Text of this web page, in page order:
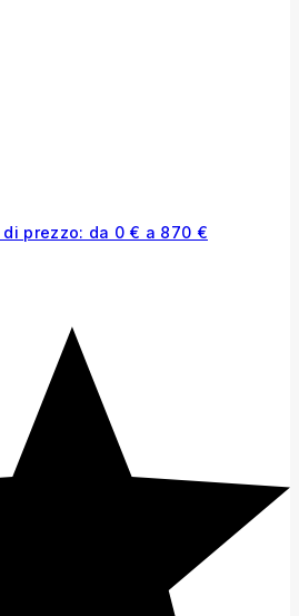
di prezzo: da 0 € a 870 €